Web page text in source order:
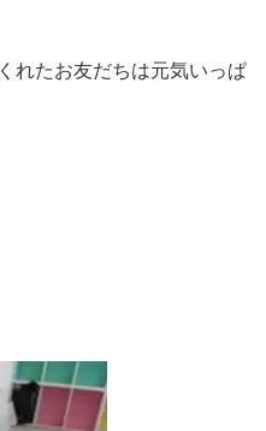
れたお友だちは元気いっぱ